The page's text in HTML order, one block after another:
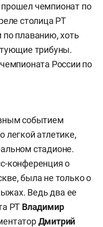
чемпионат по
столица РТ
по плаванию, хоть
трибуны.
России по
событием
легкой атлетике,
стадионе.
конференция о
была не только о
Ведь два ее
РТ Владимир
Дмитрий